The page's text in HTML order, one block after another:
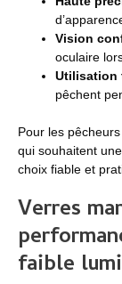
Vision
oculaire
Utilisation
pêchent
Pour les
qui souhaitent
choix fiable et
Verres
faible